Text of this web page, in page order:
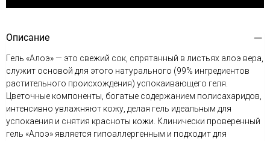
Описание
Гель «Алоэ» — это свежий сок, спрятанный в листьях алоэ вера,
служит основой для этого натурального (99% ингредиентов
растительного происхождения) успокаивающего геля.
Цветочные компоненты, богатые содержанием полисахаридов,
интенсивно увлажняют кожу, делая гель идеальным для
успокаения и снятия красноты кожи. Клинически проверенный
гель «Алоэ» является гипоаллергенным и подходит для